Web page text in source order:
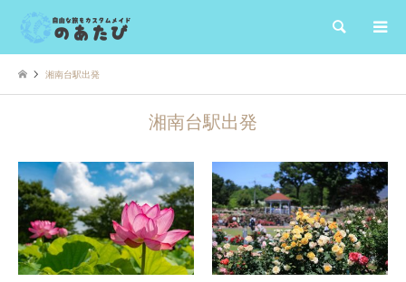
検索
湘南台駅出発
湘南台駅出発